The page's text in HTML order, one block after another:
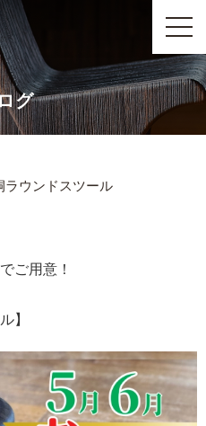
グ
ラウンドスツール
ご用意！
】